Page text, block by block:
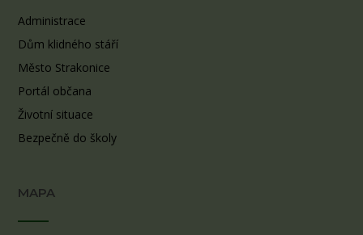
Administrace
Dům klidného stáří
Město Strakonice
Portál občana
Životní situace
Bezpečně do školy
MAPA